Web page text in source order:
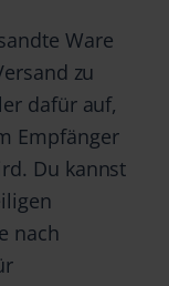
Ware
zu
dafür auf,
Empfänger
Du kannst
nach